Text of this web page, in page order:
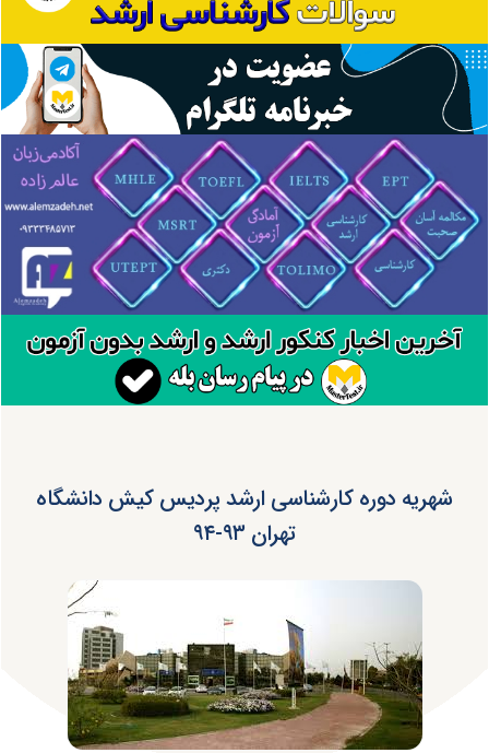
شهریه دوره کارشناسی ارشد پردیس کیش دانشگاه
تهران ۹۳-۹۴